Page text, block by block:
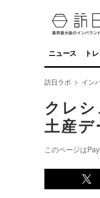
ニュース ト
訪日ラボ イン
クレ
土産デ
このページは